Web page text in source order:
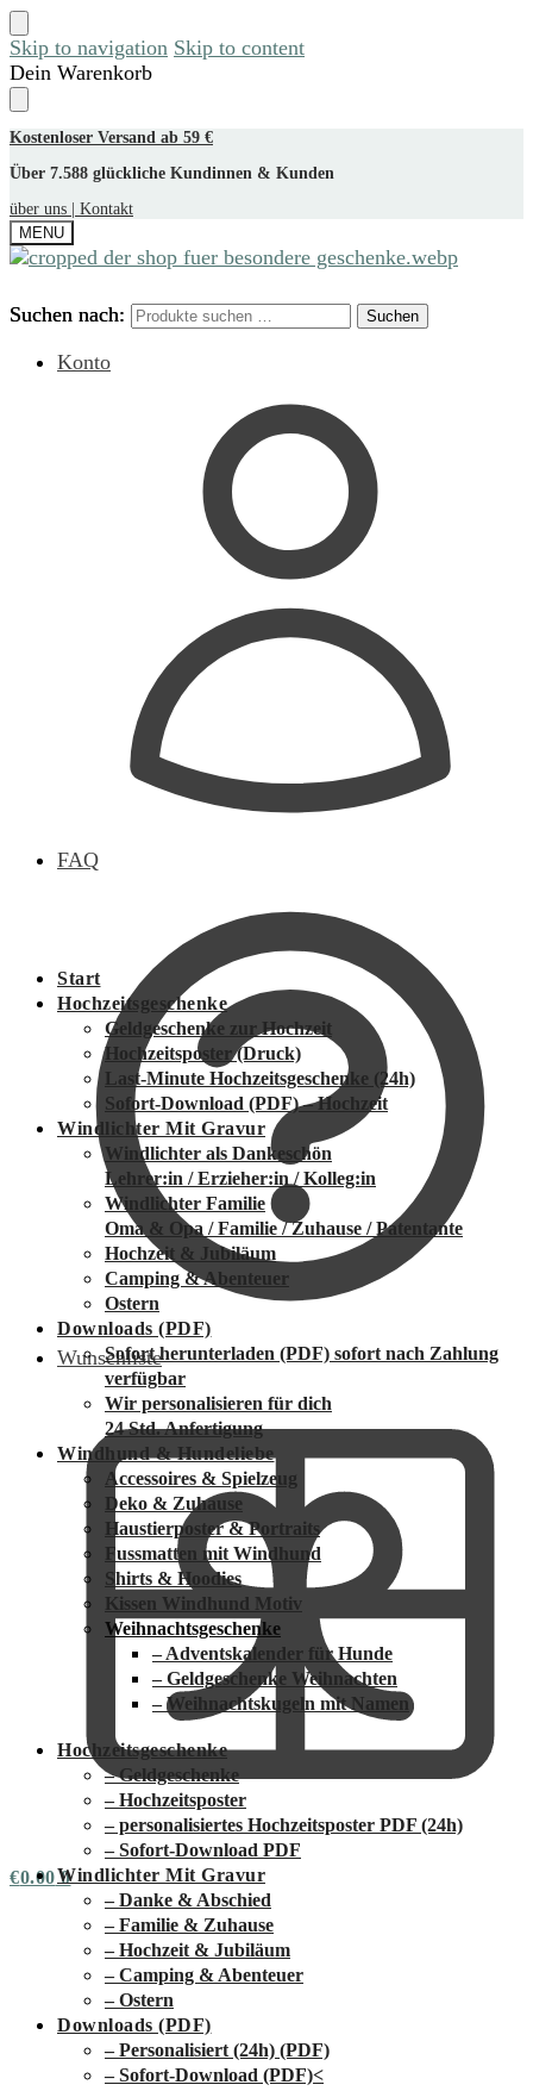
Skip to navigation Skip to content
Dein Warenkorb
Kostenloser Versand ab 59 €
Über 7.588 glückliche Kundinnen & Kunden
über uns |
Kontakt
MENU
Suchen nach: Suchen
Konto
FAQ
Wunschliste
€0.00 0
Suchen nach: Suchen
Start
Hochzeitsgeschenke
Geldgeschenke zur Hochzeit
Hochzeitsposter (Druck)
Last-Minute Hochzeitsgeschenke (24h)
Sofort-Download (PDF) – Hochzeit
Windlichter Mit Gravur
Windlichter als Dankeschön
Lehrer:in / Erzieher:in / Kolleg:in
Windlichter Familie
Oma & Opa / Familie / Zuhause / Patentante
Hochzeit & Jubiläum
Camping & Abenteuer
Ostern
Downloads (PDF)
Sofort herunterladen (PDF) sofort nach Zahlung
verfügbar
Wir personalisieren für dich
24 Std. Anfertigung
Windhund & Hundeliebe
Accessoires & Spielzeug
Deko & Zuhause
Haustierposter & Portraits
Fussmatten mit Windhund
Shirts & Hoodies
Kissen Windhund Motiv
Weihnachtsgeschenke
– Adventskalender für Hunde
– Geldgeschenke Weihnachten
– Weihnachtskugeln mit Namen
Hochzeitsgeschenke
– Geldgeschenke
– Hochzeitsposter
– personalisiertes Hochzeitsposter PDF (24h)
– Sofort-Download PDF
Windlichter Mit Gravur
– Danke & Abschied
– Familie & Zuhause
– Hochzeit & Jubiläum
– Camping & Abenteuer
– Ostern
Downloads (PDF)
– Personalisiert (24h) (PDF)
– Sofort-Download (PDF)<